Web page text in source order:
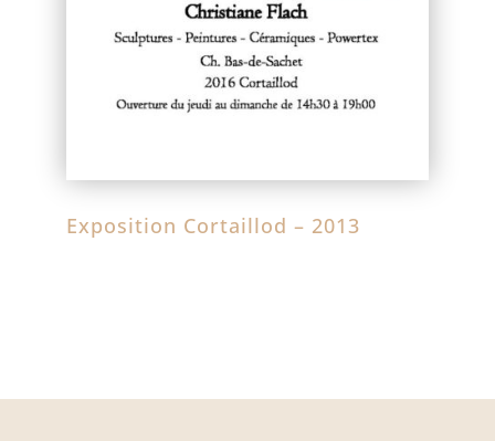
Exposition Cortaillod – 2013